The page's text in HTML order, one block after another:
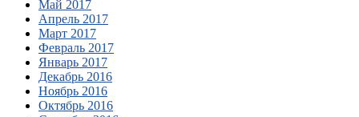
Май 2017
Апрель 2017
Март 2017
Февраль 2017
Январь 2017
Декабрь 2016
Ноябрь 2016
Октябрь 2016